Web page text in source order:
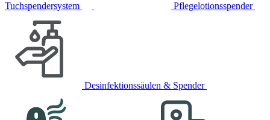
Tuchspendersystem Pflegelotionsspender
Desinfektionssäulen & Spender